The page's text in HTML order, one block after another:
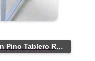
Barra Desayunadora Móvil Con Pino Tablero Rústico